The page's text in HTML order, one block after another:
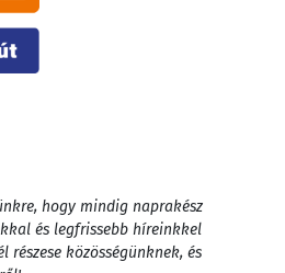
hogy mindig naprakész
és legfrissebb híreinkkel
részese közösségünknek, és